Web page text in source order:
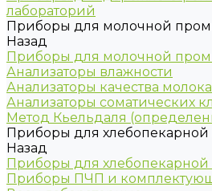
лабораторий
Приборы для молочной
Назад
Приборы для молочной
Анализаторы влажности
Анализаторы качества молока
Анализаторы соматических
Метод Кьельдаля
Приборы для
Назад
Приборы для
Приборы ПЧП и